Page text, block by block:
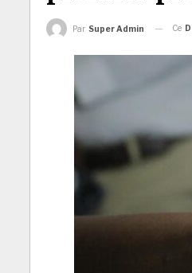
Par Super Admin Ce